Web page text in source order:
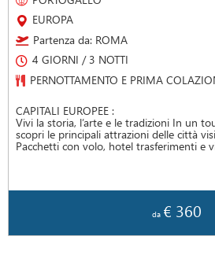
FORIO D'ISCHIA
Partenza da: UMBRIA - LAZIO
8 GIORNI / 7 NOTTI
PENSIONE COMPLETA BEVANDE
ISCHIA - L'ISOLA VERDE DEL
Speciale partenze di gruppo in Bus
Villa Teresa 3* a Forio d'Ischia -
da€ 499